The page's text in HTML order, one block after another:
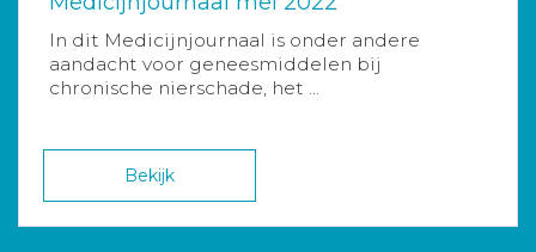
In dit Medicijnjournaal is onder andere
aandacht voor geneesmiddelen bij
chronische nierschade, het ...
Bekijk